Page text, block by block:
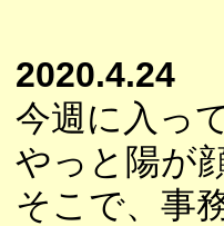
2020.4.24
今週に入っ
やっと陽が
そこで、事